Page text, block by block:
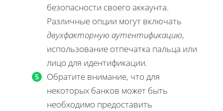
безопасности своего аккаунта.
Различные опции могут включать
двухфакторную аутентификацию,
использование отпечатка пальца или
лицо для идентификации.
Обратите внимание, что для
некоторых банков может быть
необходимо предоставить